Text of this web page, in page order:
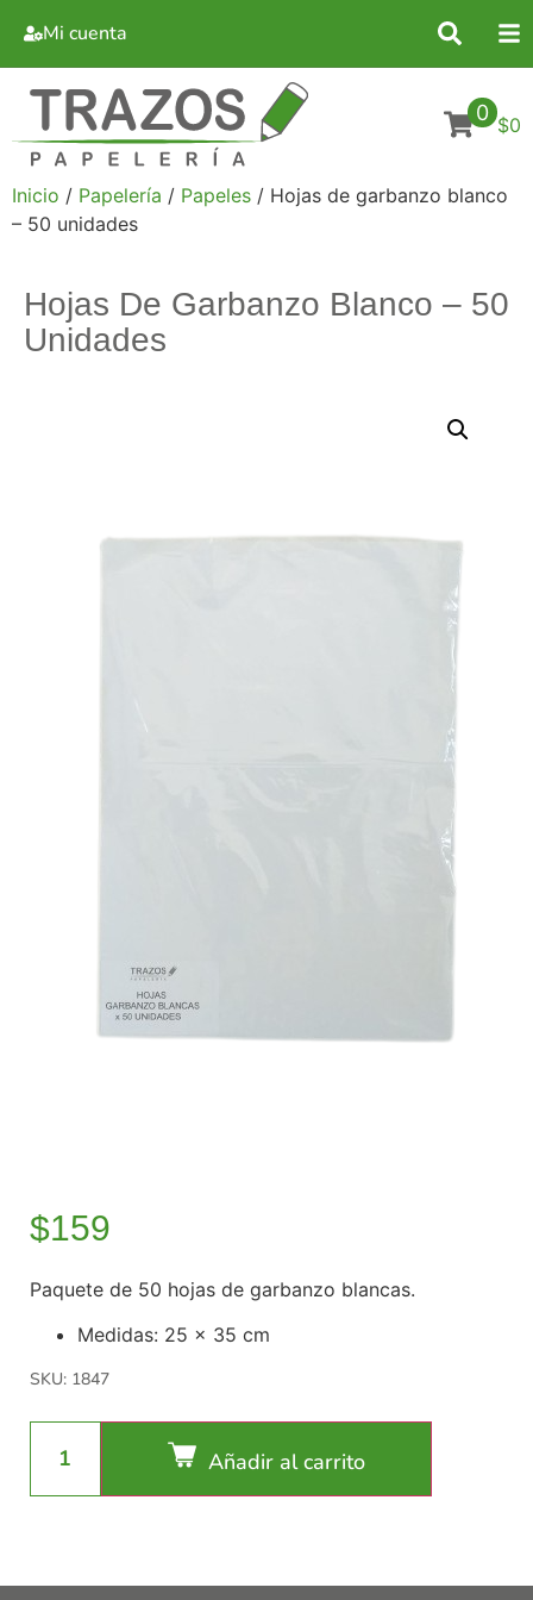
Mi cuenta
0 $0
Inicio / Papelería / Papeles / Hojas de garbanzo blanco
– 50 unidades
Hojas De Garbanzo Blanco – 50
Unidades
$159
Paquete de 50 hojas de garbanzo blancas.
Medidas: 25 x 35 cm
SKU: 1847
Añadir al carrito